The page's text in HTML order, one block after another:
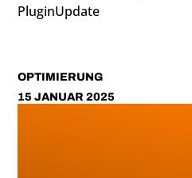
PluginUpdate
OPTIMIERUNG
15 JANUAR 2025